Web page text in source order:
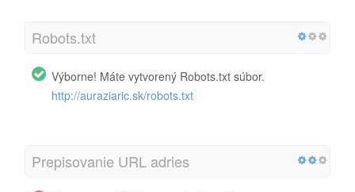
Robots.txt
Výborne! Máte vytvorený Robots.txt súbor.
http://auraziaric.sk/robots.txt
Prepisovanie URL adries